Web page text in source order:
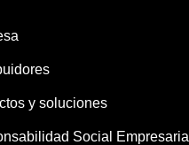
y soluciones
Social Empresarial